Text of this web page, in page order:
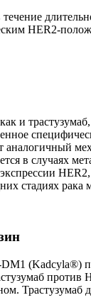
HER2-
и трастузумаб,
аналогичный
в случаях
стадиях
(Kadcyla®)
против
Трастузумаб